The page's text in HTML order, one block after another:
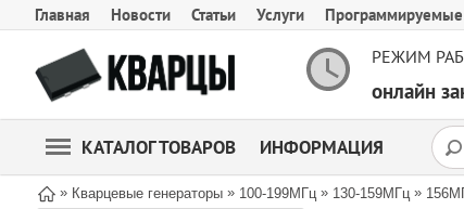
Главная Новости Статьи Услуги
РЕЖИМ
онлайн
КАТАЛОГ ТОВАРОВ ИНФОРМАЦИЯ
» Кварцевые генераторы » 100-199МГц » 130-159МГц »